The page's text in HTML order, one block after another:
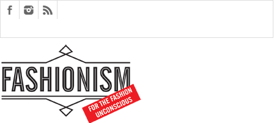
EDITORIALS
COUPLES
THERAPY
SARTORIAGRAM